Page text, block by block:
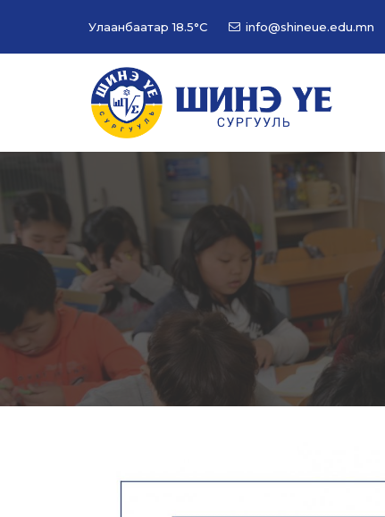
Улаанбаатар18.5°C info@shineue.edu.mn